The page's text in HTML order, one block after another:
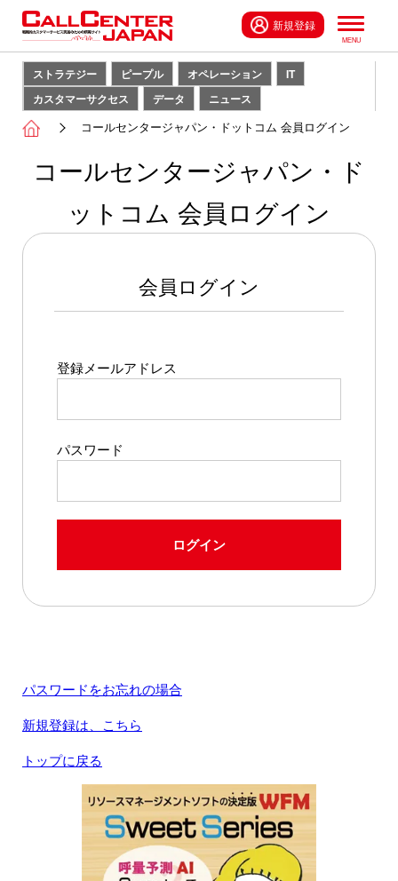
新規登録
ストラテジー ピープル オペレーション
IT
カスタマーサクセス
データ ニュース
コールセンタージャパン・ドットコム 会員ログイン
コールセンタージャパン・ド
ットコム 会員ログイン
会員ログイン
登録メールアドレス
パスワード
ログイン
パスワードをお忘れの場合
新規登録は、こちら
トップに戻る